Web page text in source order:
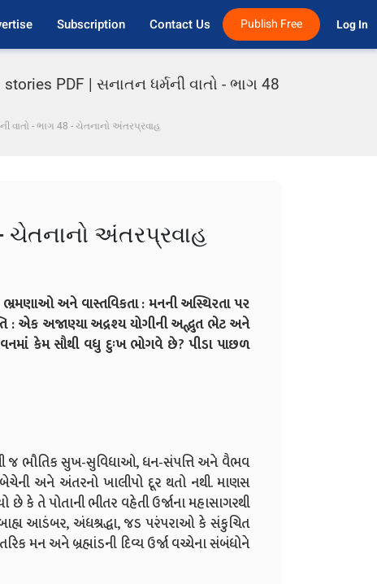
Subscription Contact Us Publish Free Log In
PDF | સનાતન ધર્મની વાતો - ભાગ 48
વાતો - ભાગ 48 - ચેતનાનો અંતરપ્રવાહ
ચેતનાનો અંતરપ્રવાહ
અને વાસ્તવિકતા : મનની અસ્થિરતા પર
: એક અજાણ્યા અદ્રશ્ય યોગીની અદ્ભુત ભેટ અને
કેમ સૌથી વધુ દુઃખ ભોગવે છે? પીડા પાછળ
જ ભૌતિક સુખ-સુવિધાઓ, ધન-સંપત્તિ અને વૈભવ
અને અંતરનો ખાલીપો દૂર થતો નથી. માણસ
છે કે તે પોતાની ભીતર વહેતી ઉર્જાના મહાસાગરથી
આડંબર, અંધશ્રદ્ધા, જડ પરંપરાઓ કે સંકુચિત
મન અને બ્રહ્માંડની દિવ્ય ઉર્જા વચ્ચેના સંબંધોને